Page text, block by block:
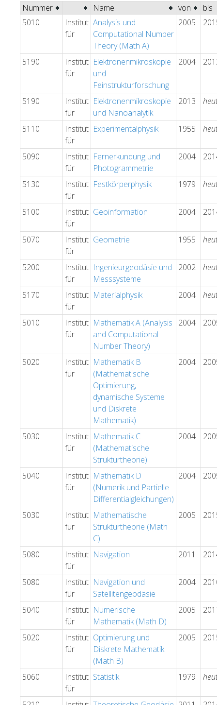
Nummer Name von
bis
5010
Institut
für
Analysis und
Computational Number
Theory (Math A)
2005
5190
Institut
für
Elektronenmikroskopie
und
Feinstrukturforschung
2004
5190
Institut
für
Elektronenmikroskopie
und Nanoanalytik
2013
5110
Institut
für
Experimentalphysik 1955
5090
Institut
für
Fernerkundung und
Photogrammetrie
2004
5130
Institut
für
Festkörperphysik 1979
5100
Institut
für
Geoinformation 2004
5070
Institut
für
Geometrie 1955
5200
Institut
für
Ingenieurgeodäsie und
Messsysteme
2002
5170
Institut
für
Materialphysik 2004
5010
Institut
für
Mathematik A (Analysis
and Computational
Number Theory)
2004
5020
Institut
für
Mathematik B
(Mathematische
Optimierung,
dynamische Systeme
und Diskrete
Mathematik)
2004
5030
Institut
für
Mathematik C
(Mathematische
Strukturtheorie)
2004
5040
Institut
für
Mathematik D
(Numerik und Partielle
Differentialgleichungen)
2004
5030
Institut
für
Mathematische
Strukturtheorie (Math
C)
2005
5080
Institut
für
Navigation 2011
5080
Institut
für
Navigation und
Satellitengeodäsie
2004
5040
Institut
für
Numerische
Mathematik (Math D)
2005
5020
Institut
für
Optimierung und
Diskrete Mathematik
(Math B)
2005
5060
Institut
für
Statistik 1979